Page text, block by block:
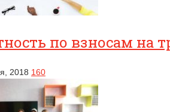
по взносам на
2018 160